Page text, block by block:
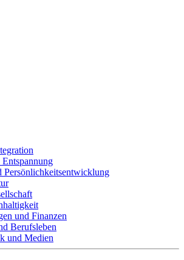
Persönlichkeitsentwicklung
und Finanzen
Berufsleben
und Medien